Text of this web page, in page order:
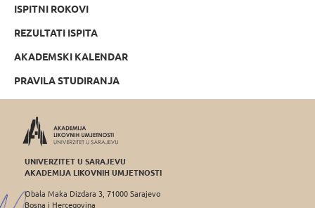
ISPITNI ROKOVI
REZULTATI ISPITA
AKADEMSKI KALENDAR
PRAVILA STUDIRANJA
UNIVERZITET U SARAJEVU
AKADEMIJA LIKOVNIH UMJETNOSTI
Obala Maka Dizdara 3, 71000 Sarajevo
Bosna i Hercegovina